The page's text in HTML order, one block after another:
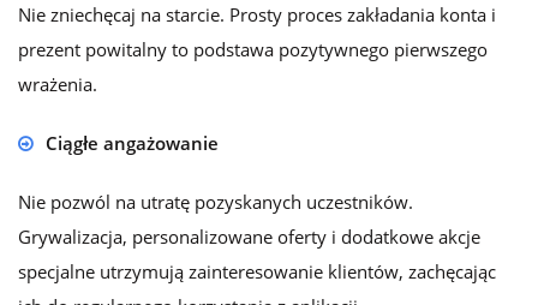
Nie zniechęcaj na starcie. Prosty proces zakładania konta i
prezent powitalny to podstawa pozytywnego pierwszego
wrażenia.
Ciągłe angażowanie
Nie pozwól na utratę pozyskanych uczestników.
Grywalizacja, personalizowane oferty i dodatkowe akcje
specjalne utrzymują zainteresowanie klientów, zachęcając